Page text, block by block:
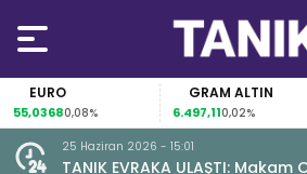
EURO
55,03680,08%
GRAM ALTIN
6.497,110,02%
25 Haziran 2026 - 15:01
TANIK EVRAKA ULAŞTI: Makam